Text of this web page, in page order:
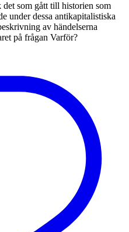
som gått till historien som
under dessa antikapitalistiska
av händelserna
på frågan Varför?